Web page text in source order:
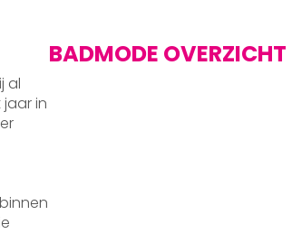
al
in
BADMODE OVERZICHT